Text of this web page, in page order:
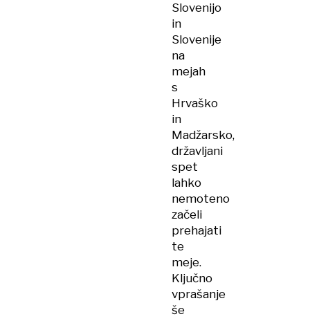
Slovenijo
in
Slovenije
na
mejah
s
Hrvaško
in
Madžarsko,
državljani
spet
lahko
nemoteno
začeli
prehajati
te
meje.
Ključno
vprašanje
še